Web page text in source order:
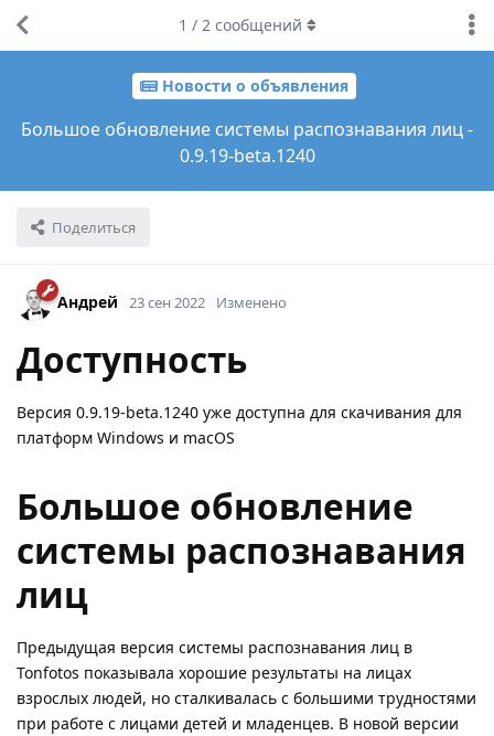
Новости о объявления
Большое обновление системы распознавания лиц -
0.9.19-beta.1240
Поделиться
1 / 2сообщений
Андрей 23 сен 2022 Изменено
Доступность
Версия 0.9.19-beta.1240 уже доступна для скачивания для
платформ Windows и macOS
Большое обновление
системы распознавания
лиц
Предыдущая версия системы распознавания лиц в
Tonfotos показывала хорошие результаты на лицах
взрослых людей, но сталкивалась с большими трудностями
при работе с лицами детей и младенцев. В новой версии